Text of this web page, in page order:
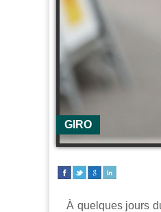
GIRO
À quelques jours